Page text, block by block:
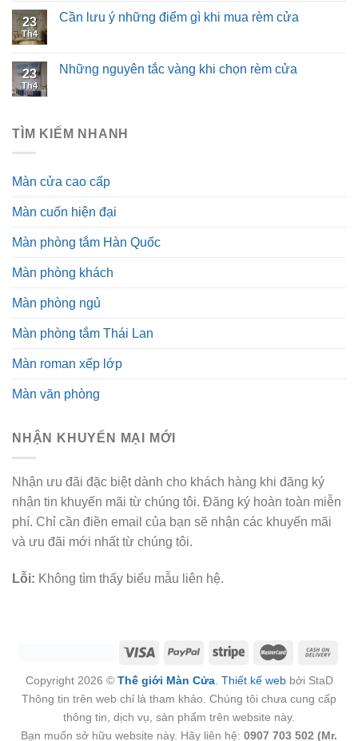
23
Th4
Cần lưu ý những điểm gì khi mua rèm cửa
23
Th4
Những nguyên tắc vàng khi chọn rèm cửa
TÌM KIẾM NHANH
Màn cửa cao cấp
Màn cuốn hiện đại
Màn phòng tắm Hàn Quốc
Màn phòng khách
Màn phòng ngủ
Màn phòng tắm Thái Lan
Màn roman xếp lớp
Màn văn phòng
NHẬN KHUYẾN MẠI MỚI
Nhận ưu đãi đặc biệt dành cho khách hàng khi đăng ký
nhận tin khuyến mãi từ chúng tôi. Đăng ký hoàn toàn miễn
phí. Chỉ cần điền email của bạn sẽ nhận các khuyến mãi
và ưu đãi mới nhất từ chúng tôi.
Lỗi: Không tìm thấy biểu mẫu liên hệ.
Copyright 2026 © Thế giới Màn Cửa. Thiết kế webbởi StaD
Thông tin trên web chỉ là tham khảo. Chúng tôi chưa cung cấp
thông tin, dịch vụ, sản phẩm trên website này.
Bạn muốn sở hữu website này. Hãy liên hệ: 0907 703 502 (Mr.